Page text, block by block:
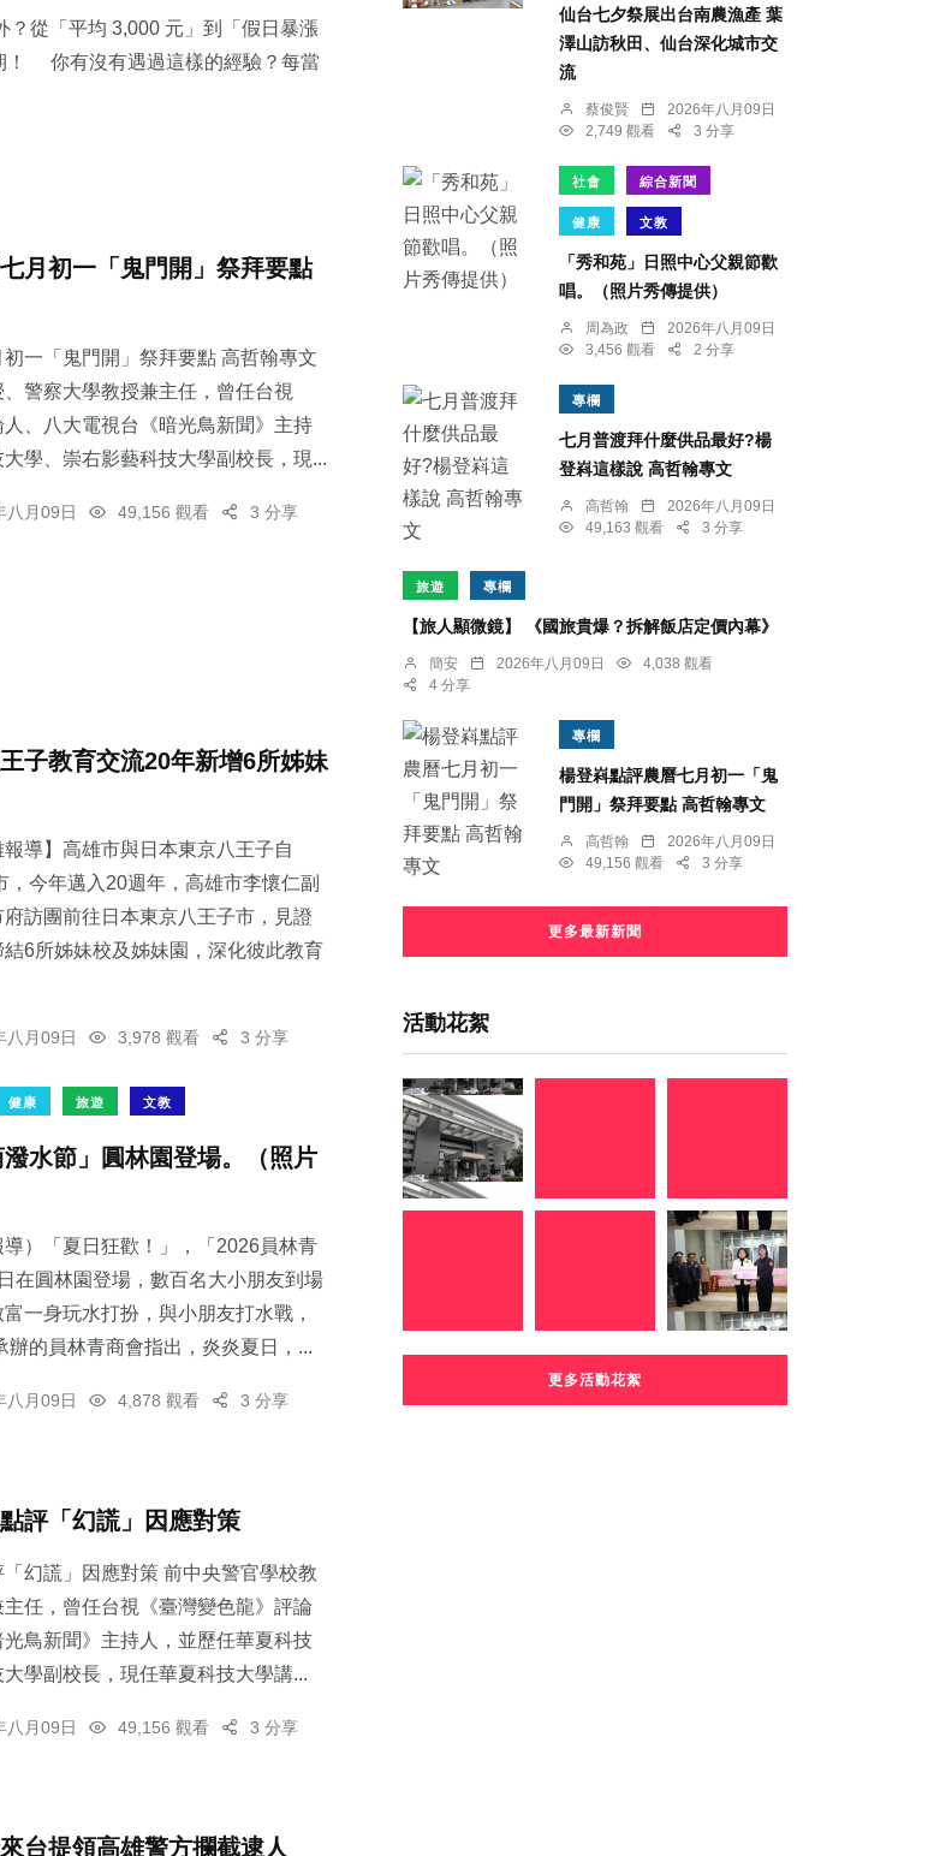
？從「平均 3,000 元」到「假日暴漲
！ 你有沒有遇過這樣的經驗？每當
月初一「鬼門開」祭拜要點
一「鬼門開」祭拜要點 高哲翰專文
警察大學教授兼主任，曾任台視
人、八大電視台《暗光鳥新聞》主持
學、崇右影藝科技大學副校長，現...
八月09日 49,156 觀看 3 分享
子教育交流20年新增6所姊妹
報導】高雄市與日本東京八王子自
，今年邁入20週年，高雄市李懷仁副
訪團前往日本東京八王子市，見證
6所姊妹校及姊妹園，深化彼此教育
八月09日 3,978 觀看 3 分享
健康 旅遊 文教
潑水節」圓林園登場。（照片
導）「夏日狂歡！」，「2026員林青
在圓林園登場，數百名大小朋友到場
一身玩水打扮，與小朋友打水戰，
辦的員林青商會指出，炎炎夏日，...
八月09日 4,878 觀看 3 分享
評「幻謊」因應對策
幻謊」因應對策 前中央警官學校教
任，曾任台視《臺灣變色龍》評論
光鳥新聞》主持人，並歷任華夏科技
學副校長，現任華夏科技大學講...
八月09日 49,156 觀看 3 分享
台提領高雄警方攔截逮人
仙台七夕祭展出台南農漁產 葉
澤山訪秋田、仙台深化城市交
流
蔡俊賢
2026年八月09日
2,749 觀看
3 分享
社會 綜合新聞
健康 文教
「秀和苑」日照中心父親節歡
唱。（照片秀傳提供）
周為政
2026年八月09日
3,456 觀看
2 分享
專欄
七月普渡拜什麼供品最好?楊
登嵙這樣說 高哲翰專文
高哲翰
2026年八月09日
49,163 觀看
3 分享
旅遊 專欄
【旅人顯微鏡】 《國旅貴爆？拆解飯店定價內幕》
簡安 2026年八月09日
4,038 觀看
4 分享
專欄
楊登嵙點評農曆七月初一「鬼
門開」祭拜要點 高哲翰專文
高哲翰
2026年八月09日
49,156 觀看
3 分享
更多最新新聞
活動花絮
更多活動花絮